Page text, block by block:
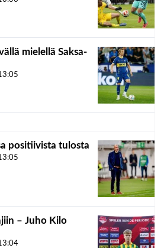
mielellä Saksa-
positiivista tulosta
– Juho Kilo